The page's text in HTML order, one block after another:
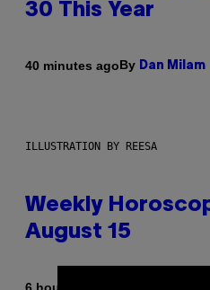
30 This Year
40 minutes agoBy Dan Milam
ILLUSTRATION BY REESA
Weekly
August 15